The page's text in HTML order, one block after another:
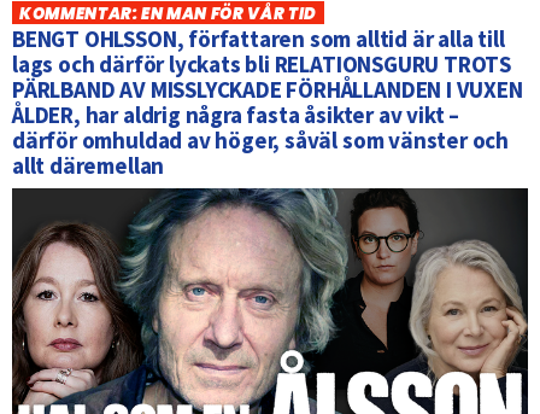
KOMMENTAR: EN MAN FÖR VÅR TID
BENGT OHLSSON, författaren som alltid är alla till
lags och därför lyckats bli RELATIONSGURU TROTS
PÄRLBAND AV MISSLYCKADE FÖRHÅLLANDEN I VUXEN
ÅLDER, har aldrig några fasta åsikter av vikt –
därför omhuldad av höger, såväl som vänster och
allt däremellan